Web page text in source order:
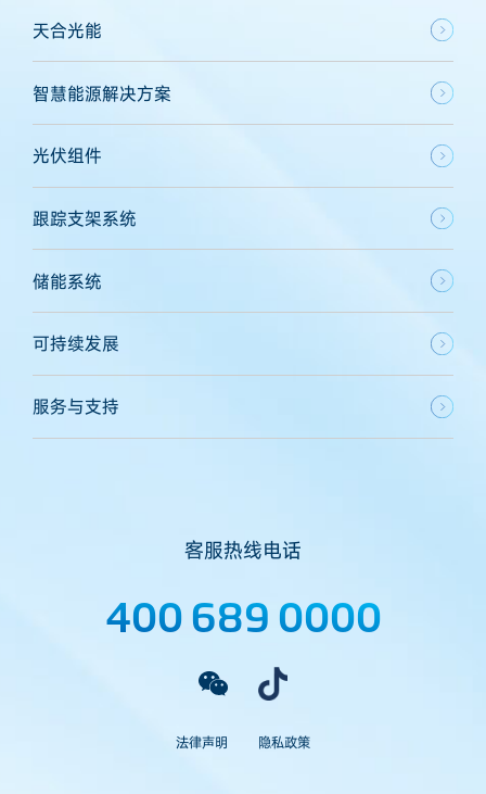
天合光能
智慧能源解决方案
光伏组件
跟踪支架系统
储能系统
可持续发展
服务与支持
客服热线电话
400 689 0000
法律声明 隐私政策